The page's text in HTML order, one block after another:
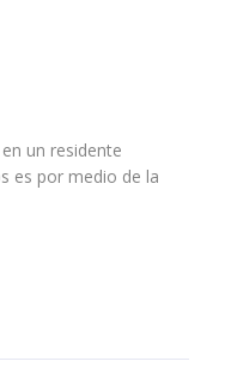
un residente
es por medio de la